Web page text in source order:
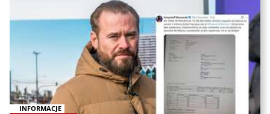
INFORMACJE